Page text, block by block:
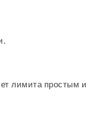
лимита простым и